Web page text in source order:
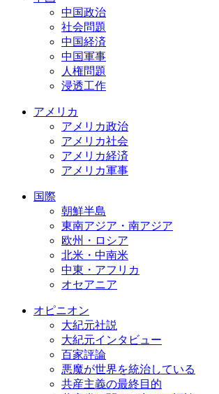
中国政治
社会問題
中国経済
中国軍事
人権問題
浸透工作
アメリカ
アメリカ政治
アメリカ社会
アメリカ経済
アメリカ軍事
国際
朝鮮半島
東南アジア・南アジア
欧州・ロシア
北米・中南米
中東・アフリカ
オセアニア
オピニオン
大紀元社説
大紀元インタビュー
百家評論
悪魔が世界を統治している
共産主義の最終目的